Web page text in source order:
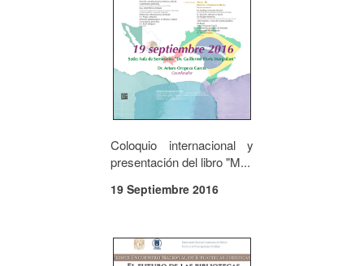
Coloquio internacional y
presentación del libro "M...
19 Septiembre 2016